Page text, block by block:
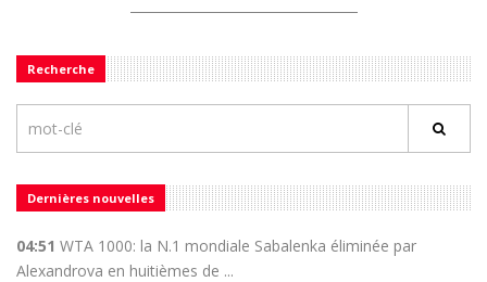
Recherche
Dernières nouvelles
04:51 WTA 1000: la N.1 mondiale Sabalenka éliminée par
Alexandrova en huitièmes de ...